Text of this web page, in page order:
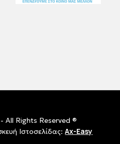
Rights Reserved ®
Ιστοσελίδας:Ax-Easy